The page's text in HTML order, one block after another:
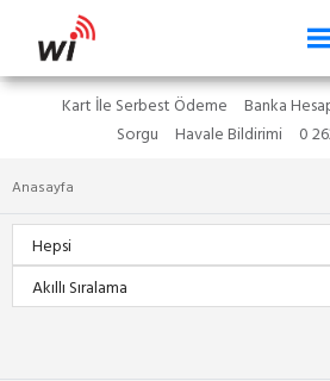
Kart İle Serbest Ödeme Banka
Sorgu
Havale Bildirimi 0
Anasayfa